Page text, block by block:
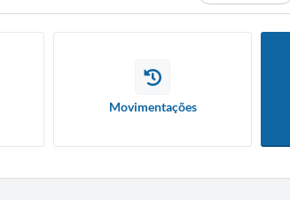
Movimentações